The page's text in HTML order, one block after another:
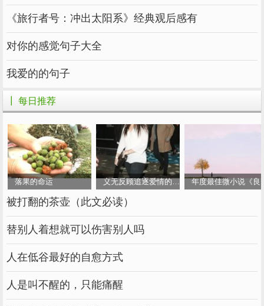
《旅行者号：冲出太阳系》经典观后感有
对你的感觉句子大全
我爱的的句子
┃ 每日推荐
落果的命运 义无反顾追逐爱情的女人 年度最佳微小说《良
被打翻的茶壶（此文必读）
替别人着想就可以伤害别人吗
人在低谷最好的自愈方式
人是叫不醒的，只能痛醒